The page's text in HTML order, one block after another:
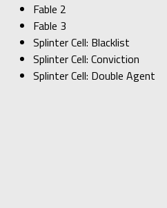
Fable 2
Fable 3
Splinter Cell: Blacklist
Splinter Cell: Conviction
Splinter Cell: Double Agent